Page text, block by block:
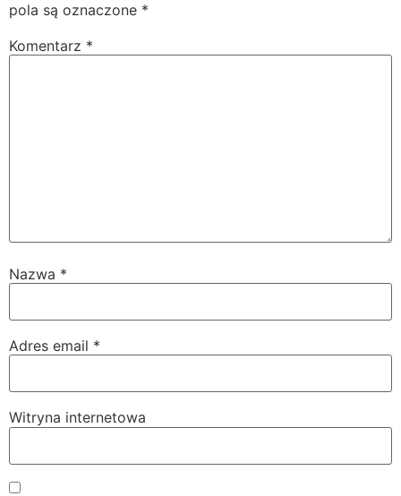
pola są oznaczone *
Komentarz *
Nazwa *
Adres email *
Witryna internetowa